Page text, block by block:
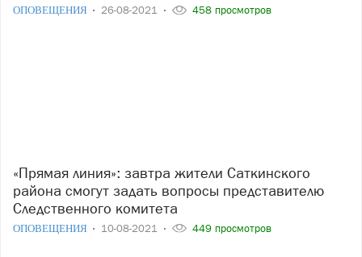
ОПОВЕЩЕНИЯ 26-08-2021 458 просмотров
«Прямая линия»: завтра жители Саткинского
района смогут задать вопросы представителю
Следственного комитета
ОПОВЕЩЕНИЯ 10-08-2021 449 просмотров